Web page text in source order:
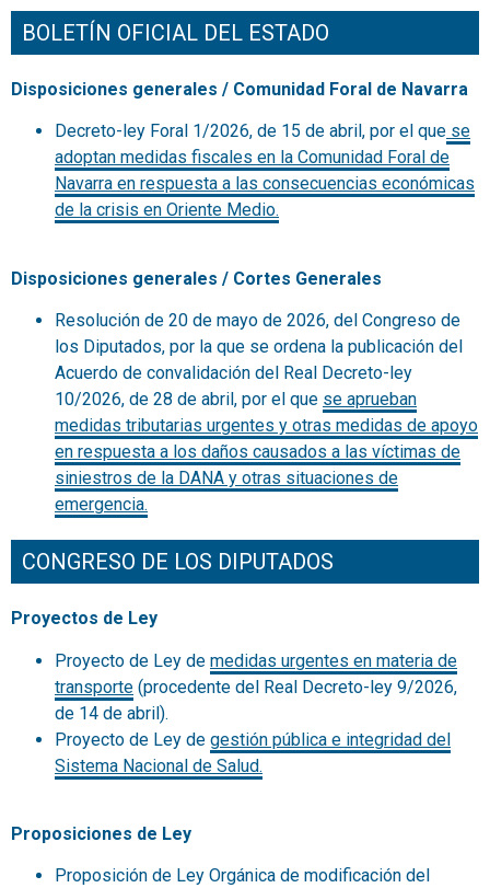
BOLETÍN OFICIAL DEL ESTADO
Disposiciones generales / Comunidad Foral de Navarra
Decreto-ley Foral 1/2026, de 15 de abril, por el que se
adoptan medidas fiscales en la Comunidad Foral de
Navarra en respuesta a las consecuencias económicas
de la crisis en Oriente Medio.
Disposiciones generales / Cortes Generales
Resolución de 20 de mayo de 2026, del Congreso de
los Diputados, por la que se ordena la publicación del
Acuerdo de convalidación del Real Decreto-ley
10/2026, de 28 de abril, por el que se aprueban
medidas tributarias urgentes y otras medidas de apoyo
en respuesta a los daños causados a las víctimas de
siniestros de la DANA y otras situaciones de
emergencia.
CONGRESO DE LOS DIPUTADOS
Proyectos de Ley
Proyecto de Ley de medidas urgentes en materia de
transporte (procedente del Real Decreto-ley 9/2026,
de 14 de abril).
Proyecto de Ley de gestión pública e integridad del
Sistema Nacional de Salud.
Proposiciones de Ley
Proposición de Ley Orgánica de modificación del